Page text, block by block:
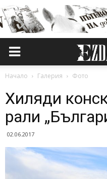
Начало Галерия Фото
Хиляди
рали
02.06.2017